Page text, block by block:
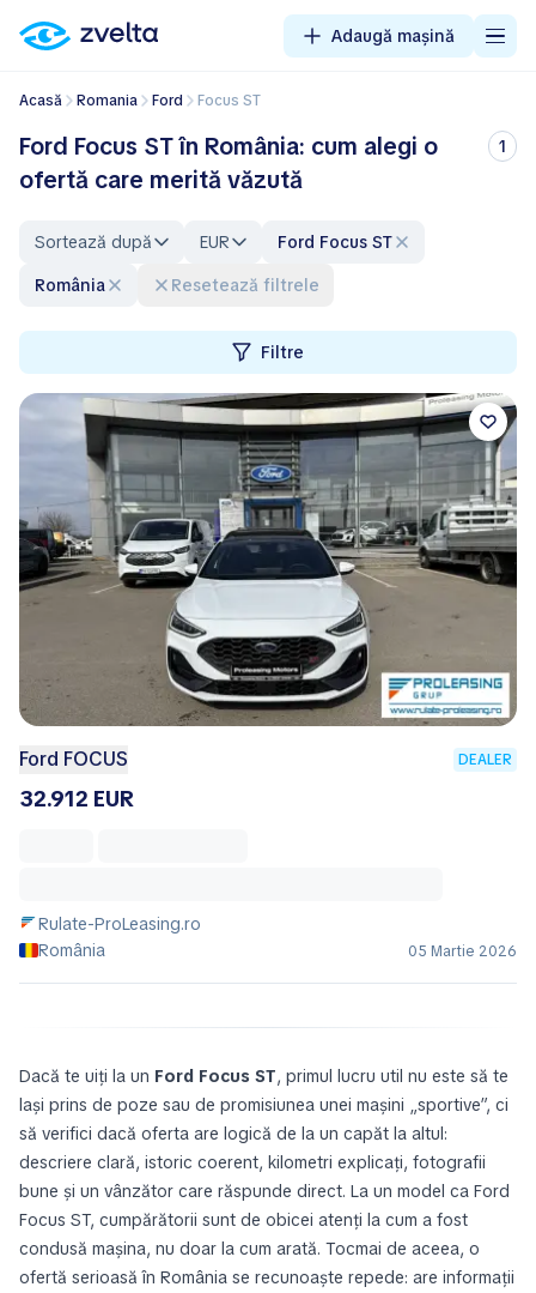
Adaugă mașină
Acasă Romania Ford Focus ST
Ford Focus ST în România: cum alegi o
ofertă care merită văzută
1
Sortează după EUR
Ford Focus ST
România
Resetează filtrele
Filtre
Ford FOCUS DEALER
32.912 EUR
Rulate-ProLeasing.ro
România
05 Martie 2026
Dacă te uiți la un Ford Focus ST, primul lucru util nu este să te
lași prins de poze sau de promisiunea unei mașini „sportive”, ci
să verifici dacă oferta are logică de la un capăt la altul:
descriere clară, istoric coerent, kilometri explicați, fotografii
bune și un vânzător care răspunde direct. La un model ca Ford
Focus ST, cumpărătorii sunt de obicei atenți la cum a fost
condusă mașina, nu doar la cum arată. Tocmai de aceea, o
ofertă serioasă în România se recunoaște repede: are informații